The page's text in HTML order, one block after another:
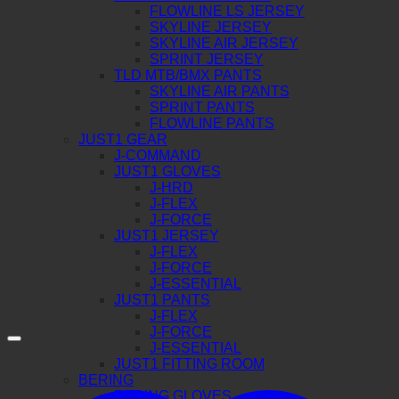
FLOWLINE LS JERSEY
SKYLINE JERSEY
SKYLINE AIR JERSEY
SPRINT JERSEY
TLD MTB/BMX PANTS
SKYLINE AIR PANTS
SPRINT PANTS
FLOWLINE PANTS
JUST1 GEAR
J-COMMAND
JUST1 GLOVES
J-HRD
J-FLEX
J-FORCE
JUST1 JERSEY
J-FLEX
J-FORCE
J-ESSENTIAL
JUST1 PANTS
J-FLEX
J-FORCE
J-ESSENTIAL
JUST1 FITTING ROOM
BERING
BERING GLOVES